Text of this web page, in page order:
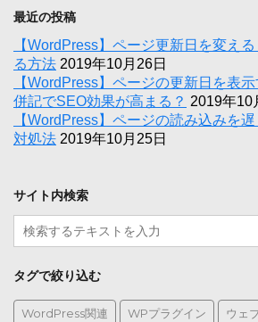
最近の投稿
【WordPress】ページ更新日を変え
る方法 2019年10月26日
【WordPress】ページの更新日を表
併記でSEO効果が高まる？ 2019年10
【WordPress】ページの読み込みを
対処法 2019年10月25日
サイト内検索
タグで絞り込む
WordPress関連 WPプラグイン ウェ